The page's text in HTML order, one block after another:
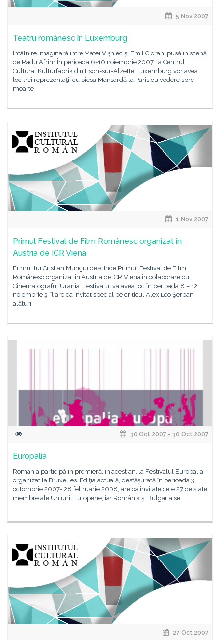
5 Nov 2007
Teatru românesc în Luxemburg
Întâlnire imaginară între Matei Vişniec şi Emil Cioran, pusă în scenă
de Radu Afrim În perioada 6-10 noiembrie 2007, la Centrul
Cultural Kulturfabrik din Esch-sur-Alzette, Luxemburg vor avea
loc trei reprezentaţii cu piesa Mansardă la Paris cu vedere spre
moarte
1 Nov 2007
Primul Festival de Film Românesc organizat în
Austria de ICR Viena
Filmul lui Cristian Mungiu deschide Primul Festival de Film
Românesc organizat în Austria de ICR Viena în colaborare cu
Cinematograful Urania. Festivalul va avea loc în perioada 8 – 12
noiembrie şi îl are ca invitat special pe criticul Alex Leo Şerban,
alături
30 Oct 2007 - 30 Oct 2007
Europalia
România participă în premieră, în acest an, la Festivalul Europalia,
organizat la Bruxelles. Ediţia actuală, desfăşurată în perioada 3
octombrie 2007- 28 februarie 2008, are ca invitate cele 27 de state
membre ale Uniunii Europene, iar România şi Bulgaria se
27 Oct 2007